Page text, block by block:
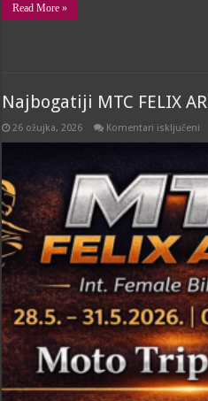
Read More »
Najbogatiji MTC FELIX
26 ožujka, 2026 Komentari isključeni